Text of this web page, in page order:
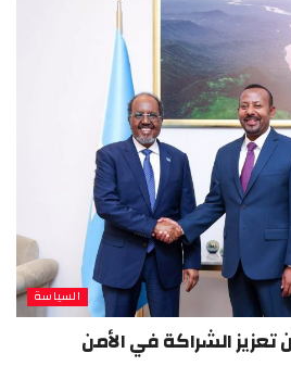
السياسة
تعزيز الشراكة في الأمن